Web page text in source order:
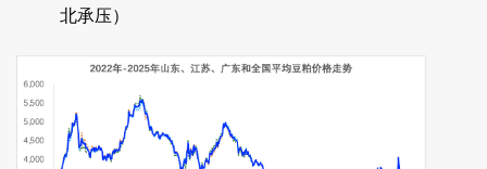
北承压）